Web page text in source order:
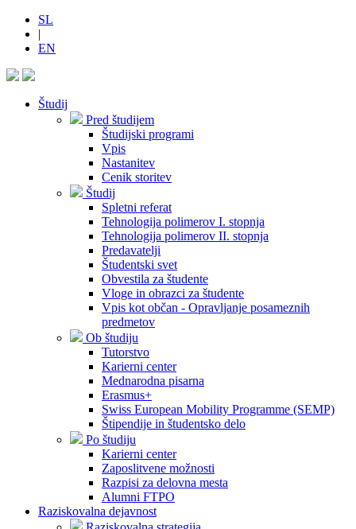
SL
|
EN
Študij
Pred študijem
Študijski programi
Vpis
Nastanitev
Cenik storitev
Študij
Spletni referat
Tehnologija polimerov I. stopnja
Tehnologija polimerov II. stopnja
Predavatelji
Študentski svet
Obvestila za študente
Vloge in obrazci za študente
Vpis kot občan - Opravljanje posameznih
predmetov
Ob študiju
Tutorstvo
Karierni center
Mednarodna pisarna
Erasmus+
Swiss European Mobility Programme (SEMP)
Štipendije in študentsko delo
Po študiju
Karierni center
Zaposlitvene možnosti
Razpisi za delovna mesta
Alumni FTPO
Raziskovalna dejavnost